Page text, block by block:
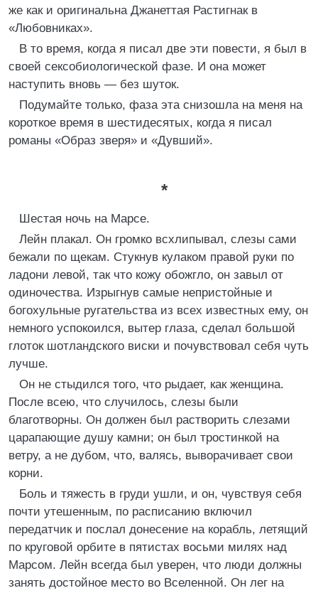
же как и оригинальна Джанеттая Растигнак в
«Любовниках».
В то время, когда я писал две эти повести, я был в
своей сексобиологической фазе. И она может
наступить вновь — без шуток.
Подумайте только, фаза эта снизошла на меня на
короткое время в шестидесятых, когда я писал
романы «Образ зверя» и «Дувший».
*
Шестая ночь на Марсе.
Лейн плакал. Он громко всхлипывал, слезы сами
бежали по щекам. Стукнув кулаком правой руки по
ладони левой, так что кожу обожгло, он завыл от
одиночества. Изрыгнув самые непристойные и
богохульные ругательства из всех известных ему, он
немного успокоился, вытер глаза, сделал большой
глоток шотландского виски и почувствовал себя чуть
лучше.
Он не стыдился того, что рыдает, как женщина.
После всею, что случилось, слезы были
благотворны. Он должен был растворить слезами
царапающие душу камни; он был тростинкой на
ветру, а не дубом, что, валясь, выворачивает свои
корни.
Боль и тяжесть в груди ушли, и он, чувствуя себя
почти утешенным, по расписанию включил
передатчик и послал донесение на корабль, летящий
по круговой орбите в пятистах восьми милях над
Марсом. Лейн всегда был уверен, что люди должны
занять достойное место во Вселенной. Он лег на